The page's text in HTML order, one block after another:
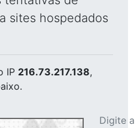
sites hospedados
IP 216.73.217.138,
Digite